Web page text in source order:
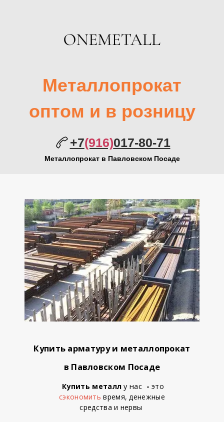
Металлопрокат
оптом и в розницу
+7(916)017-80-71
Металлопрокат в Павловском Посаде
Купить арматуру и металлопрокат
в Павловском Посаде
Купить металлу нас - это
сэкономить время, денежные
средства и нервы